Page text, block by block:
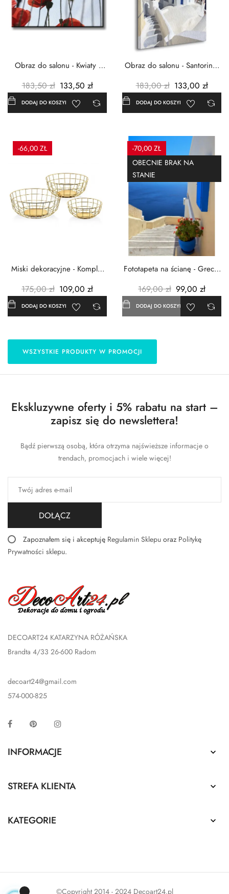
Obraz do salonu - Kwiaty -
183,50 zł 133,50 zł
DODAJ DO KOSZYKA
Obraz do salonu - Santorini -
183,00 zł 133,00 zł
DODAJ DO KOSZYKA
-66,00 ZŁ
Miski dekoracyjne - Komplet
175,00 zł 109,00 zł
DODAJ DO KOSZYKA
-70,00 ZŁ
OBECNIE BRAK NA
STANIE
Fototapeta na ścianę - Grecja
169,00 zł 99,00 zł
DODAJ DO KOSZYKA
WSZYSTKIE PRODUKTY W PROMOCJI
Ekskluzywne oferty i 5% rabatu na start –
zapisz się do newslettera!
Bądź pierwszą osobą, która otrzyma najświeższe informacje o
trendach, promocjach i wiele więcej!
DOŁĄCZ
Zapoznałem się i akceptuję Regulamin Sklepu oraz Politykę
Prywatności sklepu.
DECOART24 KATARZYNA RÓŻAŃSKA
Brandta 4/33 26-600 Radom
decoart24@gmail.com
574-000-825
Facebook Pinterest
INFORMACJE 
STREFA KLIENTA 
KATEGORIE 
©Copyright 2014 - 2024 Decoart24.pl